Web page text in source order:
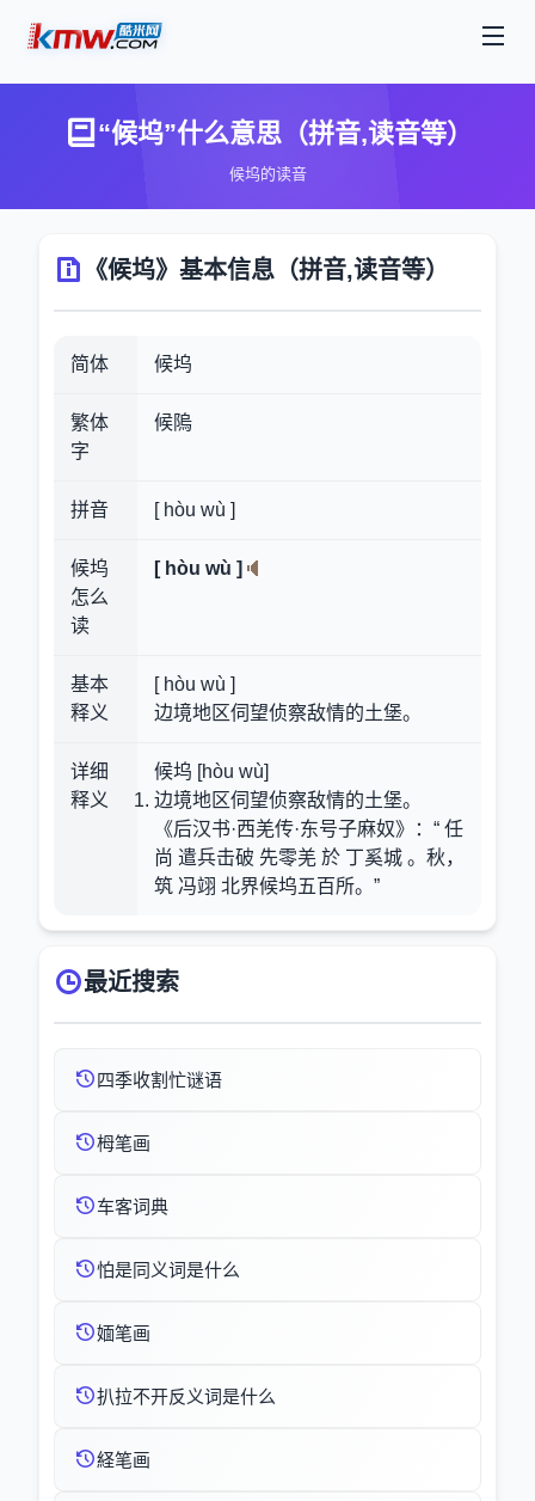
“候坞”什么意思（拼音,读音等）
候坞的读音
《候坞》基本信息（拼音,读音等）
简体 候坞
繁体
字
候隖
拼音 [ hòu wù ]
候坞
怎么
读
[ hòu wù ]
基本
释义
[ hòu wù ]
边境地区伺望侦察敌情的土堡。
详细
释义
候坞 [hòu wù]
边境地区伺望侦察敌情的土堡。
《后汉书·西羌传·东号子麻奴》：“ 任
尚 遣兵击破 先零羌 於 丁奚城 。秋，
筑 冯翊 北界候坞五百所。”
最近搜索
四季收割忙谜语
栂笔画
车客词典
怕是同义词是什么
媔笔画
扒拉不开反义词是什么
経笔画